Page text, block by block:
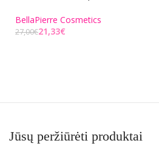
BellaPierre Cosmetics
27,00€21,33€
Jūsų peržiūrėti produktai